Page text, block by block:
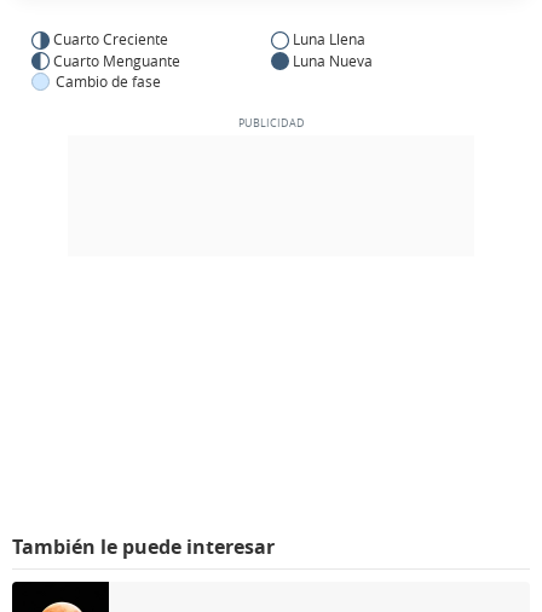
Cuarto Creciente
Luna Llena
Cuarto Menguante
Luna Nueva
Cambio de fase
También le puede interesar